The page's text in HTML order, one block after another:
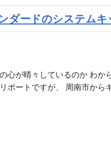
ダードのシステムキ
の心が晴々しているのか
ポートですが、 周南市か